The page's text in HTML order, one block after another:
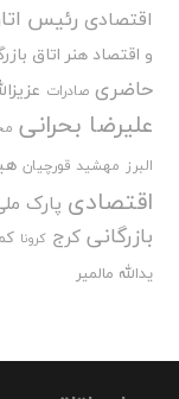
اقتصادی رئیس
و اقتصاد هنر اتاق
حاضری صادرات
علیرضا بحرانی
البرز مهشید قورچیان
اقتصادی پارک
بازرگانی کرج کرونا
یدالله مالمیر